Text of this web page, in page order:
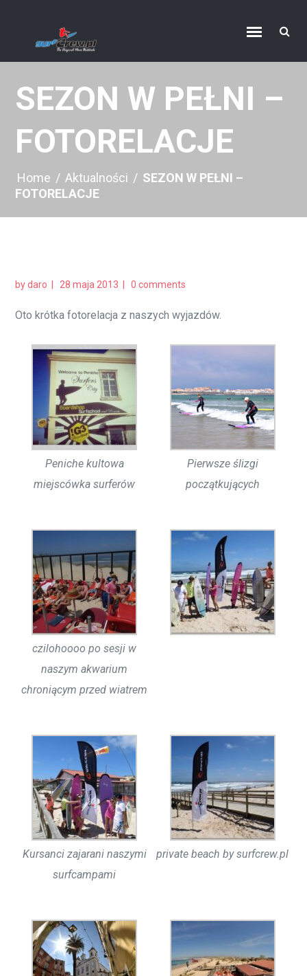
SEZON W PEŁNI –
FOTORELACJE
Home / Aktualności / SEZON W PEŁNI –
FOTORELACJE
bydaro 28 maja 2013 0 comments
Oto krótka fotorelacja z naszych wyjazdów.
Peniche kultowa
miejscówka surferów
Pierwsze ślizgi
początkujących
czilohoooo po sesji w
naszym akwarium
chroniącym przed wiatrem
Kursanci zajarani naszymi
surfcampami
private beach by surfcrew.pl